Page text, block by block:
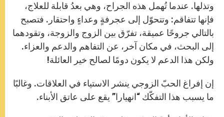
وتذلها. عندما تُهمل هذه الجراح، وهي بعدُ قابلة للعلاج،
فإنها تتفاقم: وتتحوّل إلى عجرفةٍ وعداءٍ واحتقار. فتصبح
بالتالي جروحًا عميقة، تفرّق بين الزوج والزوجة، وتقودهما
إلى البحث، في مكان آخر، عن التفاهم والدعم والعزاء.
ولكن هذا الدعم لا يكون دومًا لصالح خير العائلة!
إن إفراغ الحبّ الزوجي ينشر الاستياء في العلاقات. وغالبًا
ما يسبب هذا التفكّك “انهيارا” يقع على عاتق الأبناء.